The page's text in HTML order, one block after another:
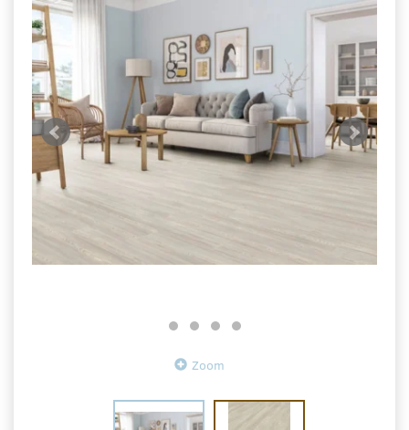
Zoom